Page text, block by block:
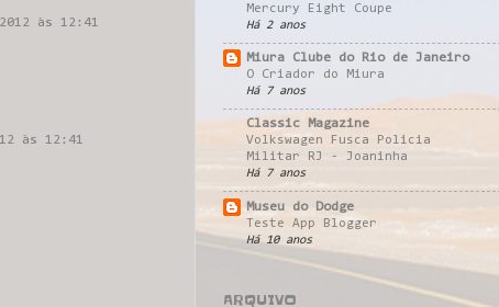
às 12:41
às 12:41
Mercury Eight Coupe
Há 2 anos
Miura Clube do Rio de Janeiro
O Criador do Miura
Há 7 anos
Classic Magazine
Volkswagen Fusca Policia
Militar RJ - Joaninha
Há 7 anos
Museu do Dodge
Teste App Blogger
Há 10 anos
ARQUIVO